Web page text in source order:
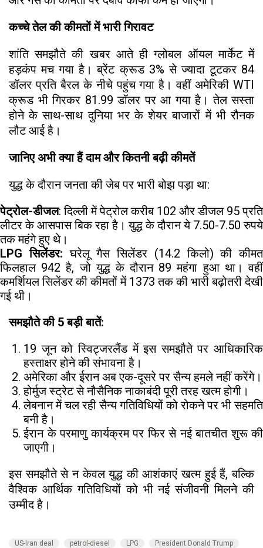
कच्चे तेल की कीमतों में भारी गिरावट
शांति समझौते की खबर आते ही ग्लोबल ऑयल मार्केट में
हड़कंप मच गया है। ब्रेंट क्रूड 3% से ज्यादा टूटकर 84
डॉलर प्रति बैरल के नीचे पहुंच गया है। वहीं अमेरिकी WTI
क्रूड भी गिरकर 81.99 डॉलर पर आ गया है। तेल सस्ता
होने के साथ-साथ दुनिया भर के शेयर बाजारों में भी रौनक
लौट आई है।
जानिए अभी क्या हैं दाम और कितनी बढ़ी कीमतें
युद्ध के दौरान जनता की जेब पर भारी बोझ पड़ा था:
पेट्रोल-डीजल: दिल्ली में पेट्रोल करीब ₹102 और डीजल ₹95 प्रति
लीटर के आसपास बिक रहा है। युद्ध के दौरान ये 7.50-7.50 रुपये
तक महंगे हुए थे।
LPG सिलेंडर: घरेलू गैस सिलेंडर (14.2 किलो) की कीमत
फिलहाल ₹942 है, जो युद्ध के दौरान ₹89 महंगा हुआ था। वहीं
कमर्शियल सिलेंडर की कीमतों में ₹1373 तक की भारी बढ़ोतरी देखी
गई थी।
समझौते की 5 बड़ी बातें:
19 जून को स्विट्जरलैंड में इस समझौते पर आधिकारिक
हस्ताक्षर होने की संभावना है।
अमेरिका और ईरान अब एक-दूसरे पर सैन्य हमले नहीं करेंगे।
होर्मुज स्ट्रेट से नौसैनिक नाकाबंदी पूरी तरह खत्म होगी।
लेबनान में चल रही सैन्य गतिविधियों को रोकने पर भी सहमति
बनी है।
ईरान के परमाणु कार्यक्रम पर फिर से नई बातचीत शुरू की
जाएगी।
इस समझौते से न केवल युद्ध की आशंकाएं खत्म हुई हैं, बल्कि
वैश्विक आर्थिक गतिविधियों को भी नई संजीवनी मिलने की
उम्मीद है।
US-Iran deal petrol-diesel LPG
President Donald Trump